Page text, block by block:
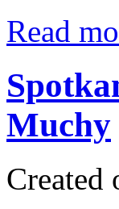
Read
Muchy
Created